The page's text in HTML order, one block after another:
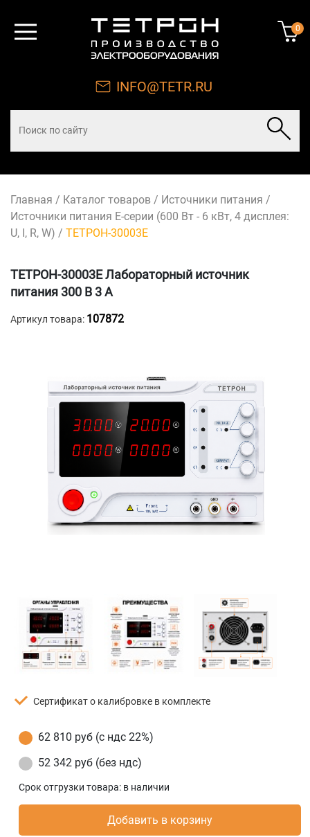
0
INFO@TETR.RU
Главная / Каталог товаров / Источники питания /
Источники питания Е-серии (600 Вт - 6 кВт, 4 дисплея:
U, I, R, W) / ТЕТРОН-30003Е
ТЕТРОН-30003Е Лабораторный источник
питания 300 В 3 А
Артикул товара: 107872
Сертификат о калибровке в комплекте
62 810 руб (с ндс 22%)
52 342 руб (без ндс)
Срок отгрузки товара: в наличии
Добавить в корзину